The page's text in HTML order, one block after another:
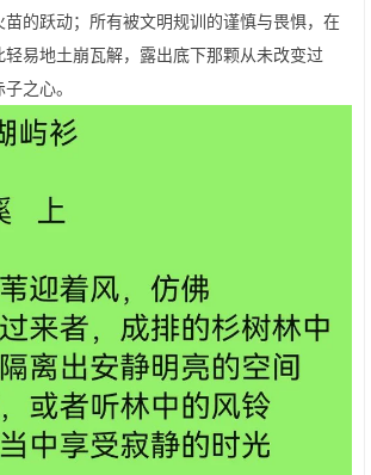
的跃动；所有被文明规训的谨慎与畏惧，在
易地土崩瓦解，露出底下那颗从未改变过
之心。